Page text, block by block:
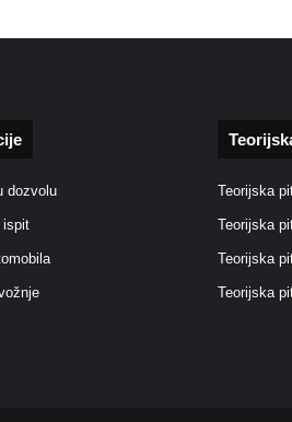
dozvolu
ispit
Teorijska
Teorijska
Teorijska
Teorijska